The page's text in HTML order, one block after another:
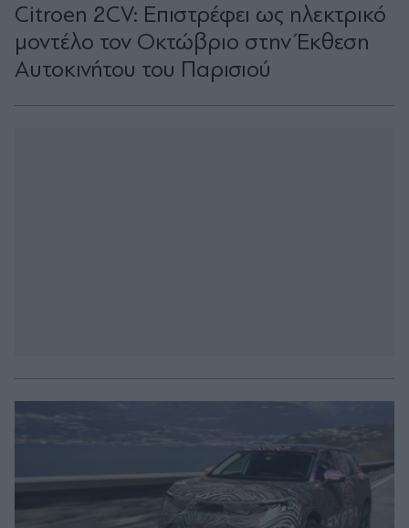
Citroen 2CV: Επιστρέφει ως ηλεκτρικό
μοντέλο τον Οκτώβριο στην Έκθεση
Αυτοκινήτου του Παρισιού